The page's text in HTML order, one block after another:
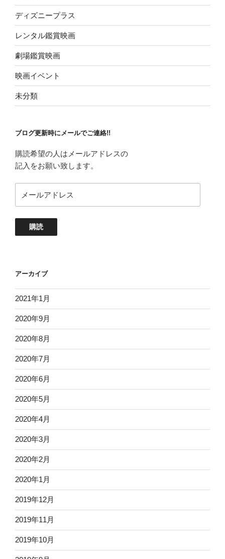
ディズニープラス
レンタル鑑賞映画
劇場鑑賞映画
映画イベント
未分類
ブログ更新時にメールでご連絡!!
購読希望の人はメールアドレスの
記入をお願い致します。
ー
ド
購読
アーカイブ
2021年1月
2020年9月
2020年8月
2020年7月
2020年6月
2020年5月
2020年4月
2020年3月
2020年2月
2020年1月
2019年12月
2019年11月
2019年10月